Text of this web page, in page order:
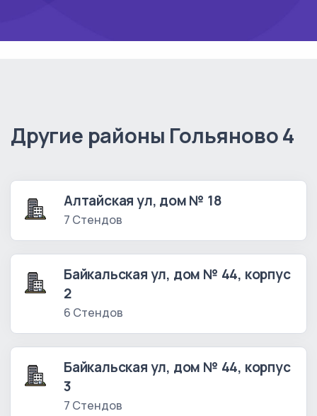
Другие районы Гольяново 4
Алтайская ул, дом № 18
7 Стендов
Байкальская ул, дом № 44, корпус
2
6 Стендов
Байкальская ул, дом № 44, корпус
3
7 Стендов